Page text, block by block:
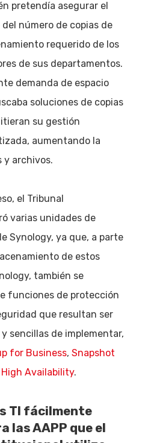
pretendía asegurar el
número de copias de
requerido de los
de sus departamentos.
demanda de espacio
soluciones de copias
su gestión
aumentando la
y archivos.
el Tribunal
varias unidades de
Synology, ya que, a parte
de estos
también se
funciones de protección
que resultan ser
sencillas de implementar,
for Business, Snapshot
Availability.
TI fácilmente
las AAPP que el